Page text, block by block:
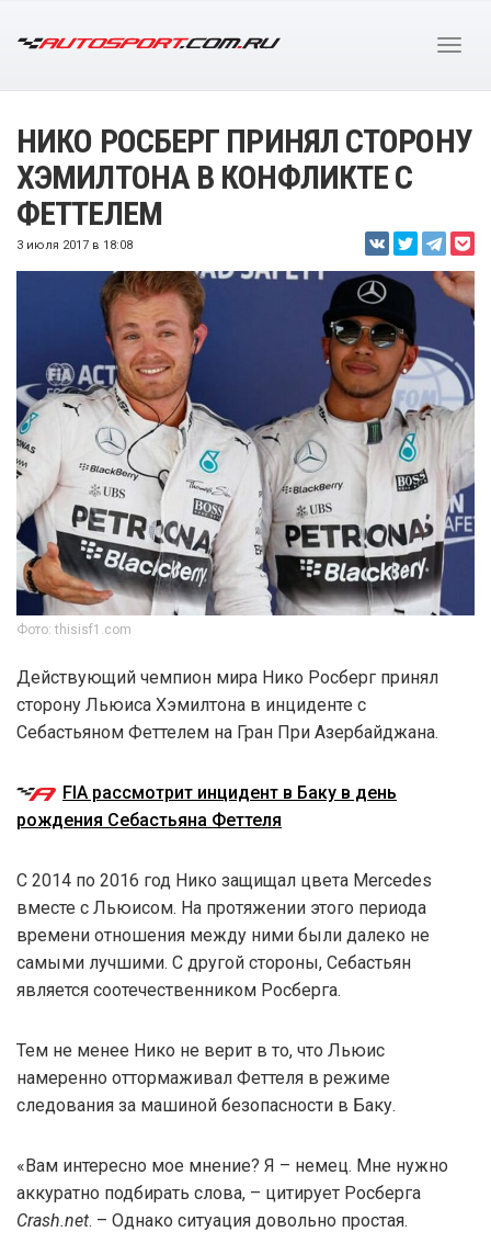
НИКО РОСБЕРГ ПРИНЯЛ СТОРОНУ
ХЭМИЛТОНА В КОНФЛИКТЕ С
ФЕТТЕЛЕМ
3 июля 2017 в 18:08
Фото: thisisf1.com
Действующий чемпион мира Нико Росберг принял
сторону Льюиса Хэмилтона в инциденте с
Себастьяном Феттелем на Гран При Азербайджана.
FIA рассмотрит инцидент в Баку в день
рождения Себастьяна Феттеля
С 2014 по 2016 год Нико защищал цвета Mercedes
вместе с Льюисом. На протяжении этого периода
времени отношения между ними были далеко не
самыми лучшими. С другой стороны, Себастьян
является соотечественником Росберга.
Тем не менее Нико не верит в то, что Льюис
намеренно оттормаживал Феттеля в режиме
следования за машиной безопасности в Баку.
«Вам интересно мое мнение? Я – немец. Мне нужно
аккуратно подбирать слова, – цитирует Росберга
Crash.net. – Однако ситуация довольно простая.